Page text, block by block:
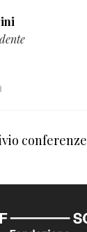
conferenze